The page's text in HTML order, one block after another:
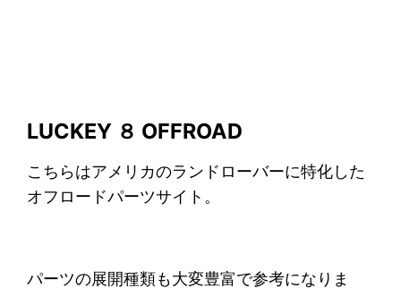
LUCKEY ８ OFFROAD
こちらはアメリカのランドローバーに特化した
オフロードパーツサイト。
パーツの展開種類も大変豊富で参考になりま